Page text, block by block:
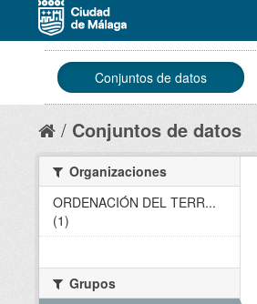
Conjuntos de datos
Conjuntos de datos
Organizaciones
ORDENACIÓN DEL TERR...
(1)
Grupos